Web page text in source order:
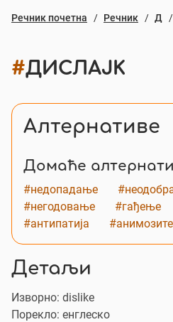
Речник почетна Речник Д
#ДИСЛАЈК
Алтернативе
Домаће
#недопадање
#негодовање
#гађење
#антипатија
Детаљи
Изворно: dislike
Порекло: енглеско